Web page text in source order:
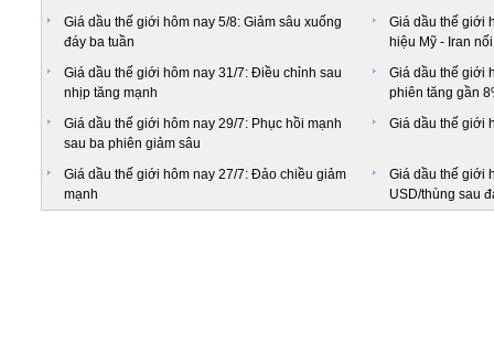
Giá dầu thế giới hôm nay 5/8: Giảm sâu xuống
đáy ba tuần
Giá dầu thế giới
hiệu Mỹ - Iran
Giá dầu thế giới hôm nay 31/7: Điều chỉnh sau
nhịp tăng mạnh
Giá dầu thế giới
phiên tăng gần
Giá dầu thế giới hôm nay 29/7: Phục hồi mạnh
sau ba phiên giảm sâu
Giá dầu thế giới
Giá dầu thế giới hôm nay 27/7: Đảo chiều giảm
mạnh
Giá dầu thế giới
USD/thùng sau